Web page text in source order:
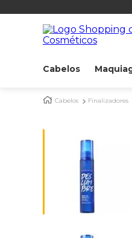
Cabelos
Cabelos Finalizadores